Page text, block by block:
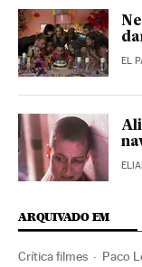
EL
ARQUIVADO EM
Crítica filmes Paco